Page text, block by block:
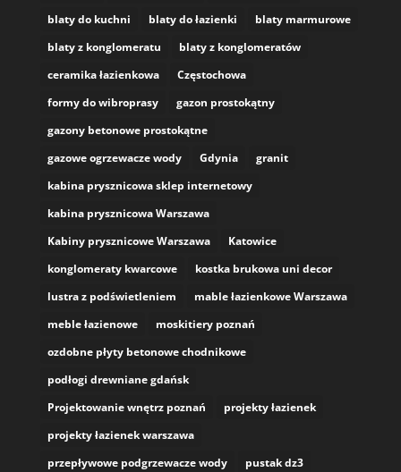
blaty do kuchni
blaty do łazienki
blaty marmurowe
blaty z konglomeratu
blaty z konglomeratów
ceramika łazienkowa
Częstochowa
formy do wibroprasy
gazon prostokątny
gazony betonowe prostokątne
gazowe ogrzewacze wody
Gdynia
granit
kabina prysznicowa sklep internetowy
kabina prysznicowa Warszawa
Kabiny prysznicowe Warszawa
Katowice
konglomeraty kwarcowe
kostka brukowa uni decor
lustra z podświetleniem
mable łazienkowe Warszawa
meble łazienowe
moskitiery poznań
ozdobne płyty betonowe chodnikowe
podłogi drewniane gdańsk
Projektowanie wnętrz poznań
projekty łazienek
projekty łazienek warszawa
przepływowe podgrzewacze wody
pustak dz3